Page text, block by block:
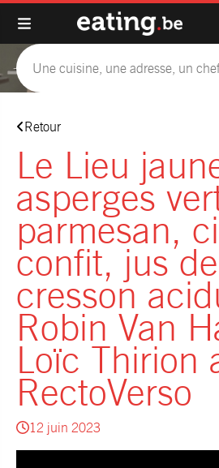
Retour
Le Lieu
asperges
parmesan,
confit, jus de
cresson
Robin Van
Loïc Thirion
RectoVerso
12 juin 2023